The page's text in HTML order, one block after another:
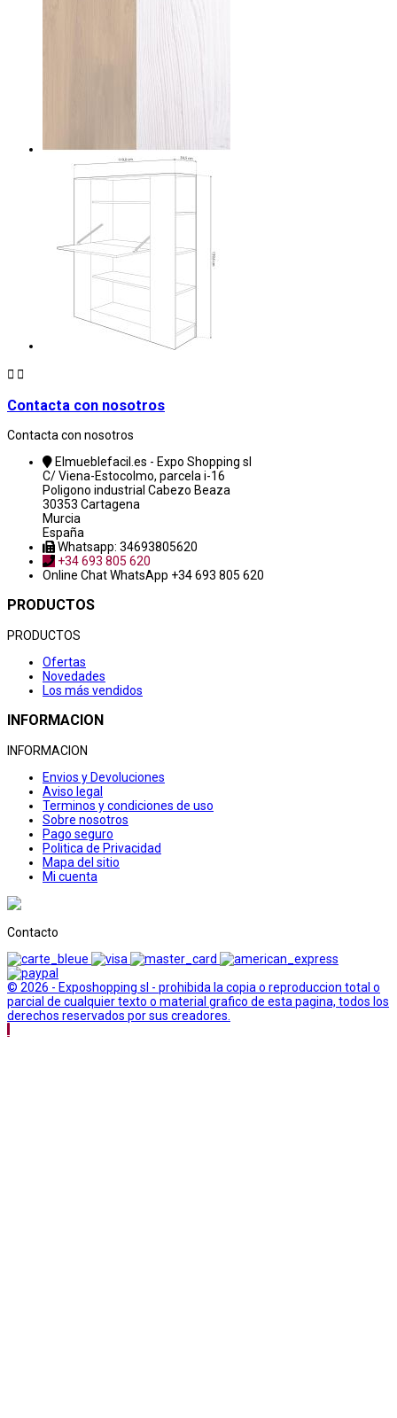
 
Contacta con nosotros
Contacta con nosotros
Elmueblefacil.es - Expo Shopping sl
C/ Viena-Estocolmo, parcela i-16
Poligono industrial Cabezo Beaza
30353 Cartagena
Murcia
España
Whatsapp: 34693805620
+34 693 805 620
Online ChatWhatsApp +34 693 805 620
PRODUCTOS
PRODUCTOS
Ofertas
Novedades
Los más vendidos
INFORMACION
INFORMACION
Envios y Devoluciones
Aviso legal
Terminos y condiciones de uso
Sobre nosotros
Pago seguro
Politica de Privacidad
Mapa del sitio
Mi cuenta
Contacto
© 2026 - Exposhopping sl - prohibida la copia o reproduccion total o
parcial de cualquier texto o material grafico de esta pagina, todos los
derechos reservados por sus creadores.